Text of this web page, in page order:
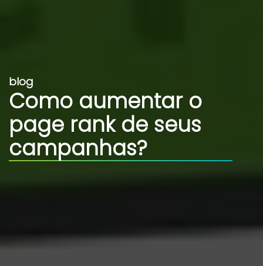
blog
Como aumentar o
page rank de seus
campanhas?